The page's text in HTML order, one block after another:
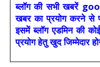
ब्लॉग की सभी खबरें
खबर का प्रयोग करने से
इसमें ब्लॉग एडमिन की
प्रयोग हेतु खुद जिम्मेदार